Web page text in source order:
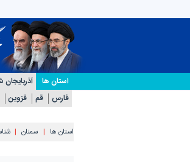
استان ها
فارس
قم قزوین
استان ها سمنان